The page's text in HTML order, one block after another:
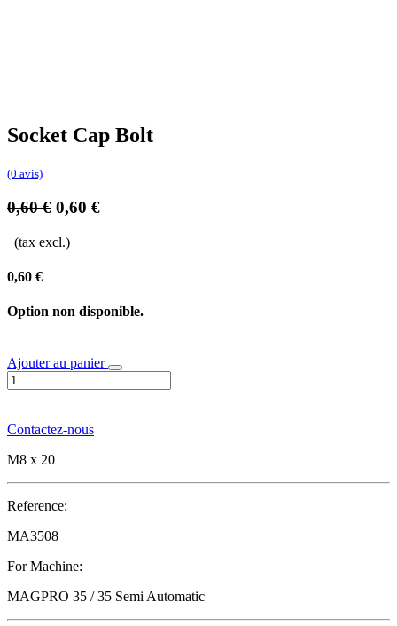
Socket Cap Bolt
(0 avis)
0,60€ 0,60 €
(tax excl.)
0,60 €
Option non disponible.
Ajouter au panier
Contactez-nous
M8 x 20
Reference:
MA3508
For Machine:
MAGPRO 35 / 35 Semi Automatic